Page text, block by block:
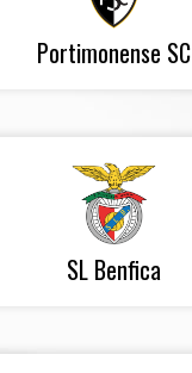
Portimonense SC
SL Benfica